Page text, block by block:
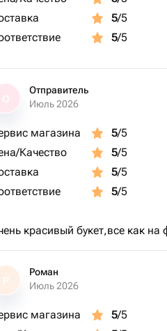
5/5
5/5
Отправитель
Июль 2026
магазина 5/5
Качество
5/5
5/5
5/5
красивый букет,все как на
Р
Роман
Июль 2026
магазина 5/5